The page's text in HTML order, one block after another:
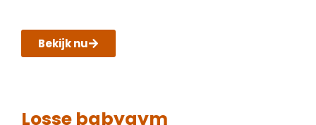
Bekijk nu
Losse babygym